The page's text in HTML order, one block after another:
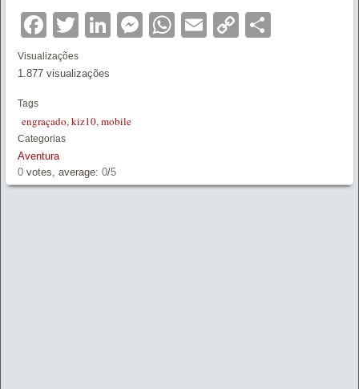
Facebook
TwitterLinkedIn
Messenger
WhatsApp
EmailCopy
Visualizações
1.877 visualizações
Tags
engraçado,kiz10,mobile
Categorias
Aventura
0 votes, average: 0/5